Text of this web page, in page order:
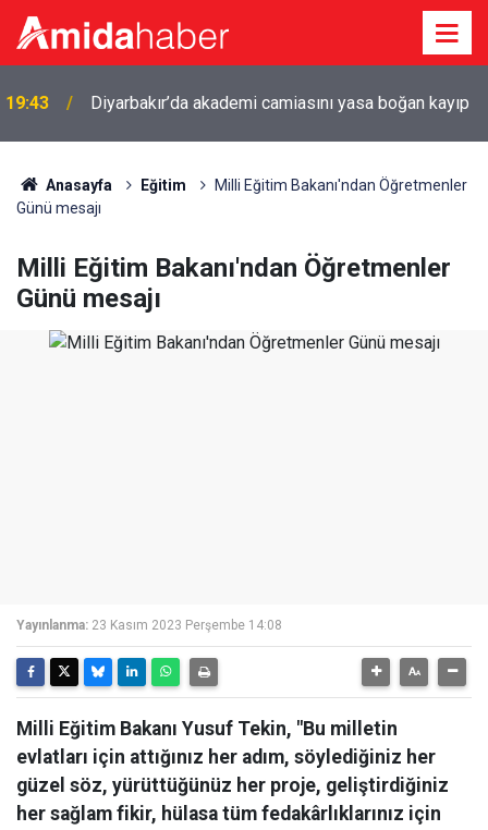
19:43 Diyarbakır’da akademi camiasını yasa boğan kayıp
Anasayfa Eğitim
Milli Eğitim Bakanı'ndan Öğretmenler
Günü mesajı
Milli Eğitim Bakanı'ndan Öğretmenler
Günü mesajı
Yayınlanma: 23 Kasım 2023 Perşembe 14:08
Milli Eğitim Bakanı Yusuf Tekin, "Bu milletin
evlatları için attığınız her adım, söylediğiniz her
güzel söz, yürüttüğünüz her proje, geliştirdiğiniz
her sağlam fikir, hülasa tüm fedakârlıklarınız için